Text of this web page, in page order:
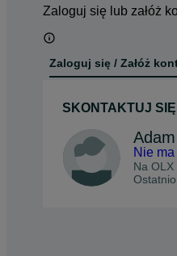
Zaloguj się lub załóż
Zaloguj się / Załóż
SKONTAKTUJ SIĘ
Adam
Nie
Na OLX